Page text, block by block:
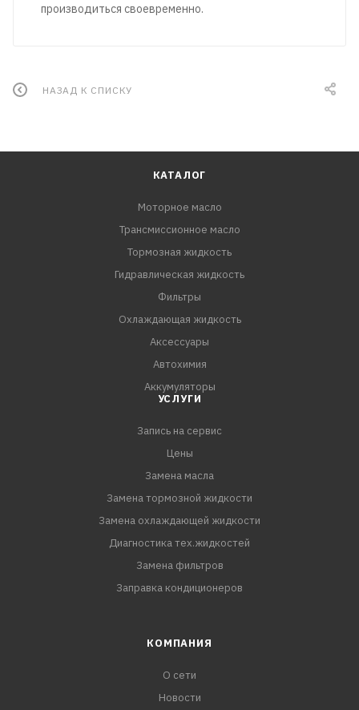
производиться своевременно.
НАЗАД К СПИСКУ
КАТАЛОГ
Моторное масло
Трансмиссионное масло
Тормозная жидкость
Гидравлическая жидкость
Фильтры
Охлаждающая жидкость
Аксессуары
Автохимия
Аккумуляторы
УСЛУГИ
Запись на сервис
Цены
Замена масла
Замена тормозной жидкости
Замена охлаждающей жидкости
Диагностика тех.жидкостей
Замена фильтров
Заправка кондиционеров
КОМПАНИЯ
О сети
Новости